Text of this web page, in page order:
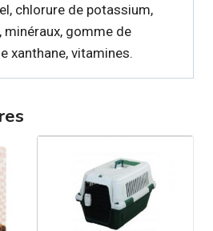
chlorure de potassium,
gomme de
xanthane, vitamines.